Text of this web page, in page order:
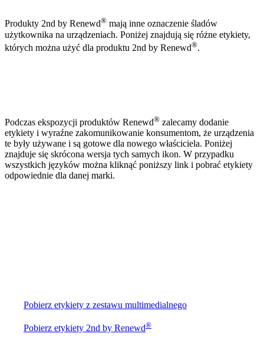
Produkty 2nd by Renewd® mają inne oznaczenie śladów
użytkownika na urządzeniach. Poniżej znajdują się różne etykiety,
których można użyć dla produktu 2nd by Renewd®.
Podczas ekspozycji produktów Renewd® zalecamy dodanie
etykiety i wyraźne zakomunikowanie konsumentom, że urządzenia
te były używane i są gotowe dla nowego właściciela. Poniżej
znajduje się skrócona wersja tych samych ikon. W przypadku
wszystkich języków można kliknąć poniższy link i pobrać etykiety
odpowiednie dla danej marki.
Pobierz etykiety z zestawu multimedialnego
Pobierz etykiety 2nd by Renewd®